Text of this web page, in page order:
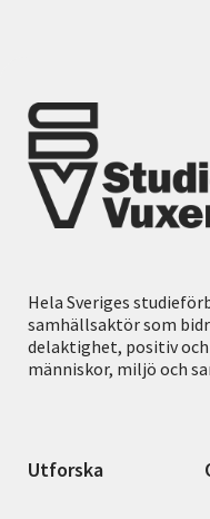
Hela Sveriges
samhällsaktör som
delaktighet, positiv
människor, miljö och
Utforska